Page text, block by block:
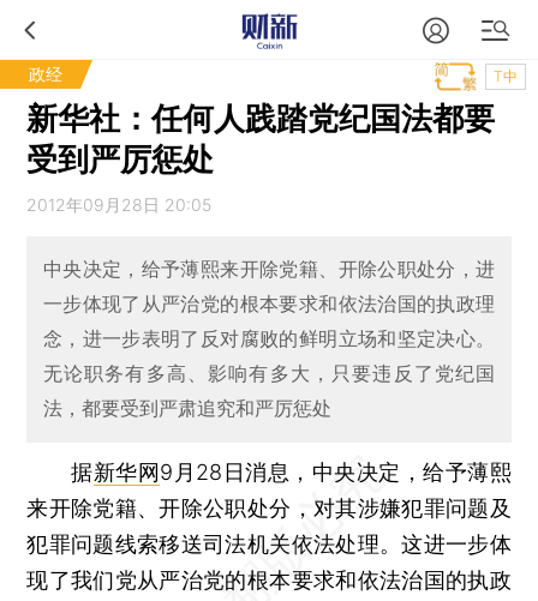
政经 T中
新华社：任何人践踏党纪国法都要
受到严厉惩处
2012年09月28日 20:05
中央决定，给予薄熙来开除党籍、开除公职处分，进
一步体现了从严治党的根本要求和依法治国的执政理
念，进一步表明了反对腐败的鲜明立场和坚定决心。
无论职务有多高、影响有多大，只要违反了党纪国
法，都要受到严肃追究和严厉惩处
据新华网9月28日消息，中央决定，给予薄熙
来开除党籍、开除公职处分，对其涉嫌犯罪问题及
犯罪问题线索移送司法机关依法处理。这进一步体
现了我们党从严治党的根本要求和依法治国的执政